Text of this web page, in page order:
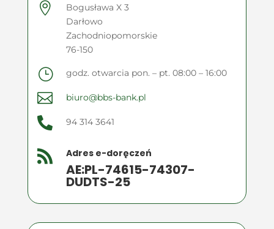

Bogusława X 3
Darłowo
Zachodniopomorskie
76-150
} godz. otwarcia pon. – pt. 08:00 – 16:00
 biuro@bbs-bank.pl
 94 314 3641
 Adres e-doręczeń
AE:PL-74615-74307-
DUDTS-25